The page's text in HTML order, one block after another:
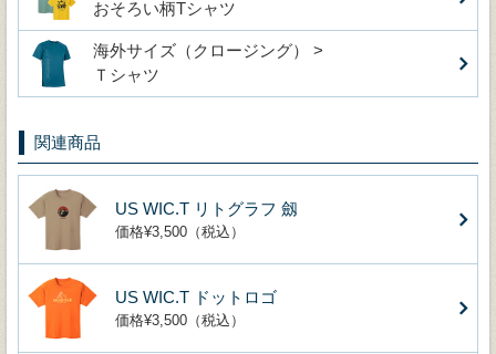
おそろい柄Tシャツ
海外サイズ（クロージング） >
Ｔシャツ
関連商品
US WIC.T リトグラフ 劔
価格¥3,500（税込）
US WIC.T ドットロゴ
価格¥3,500（税込）